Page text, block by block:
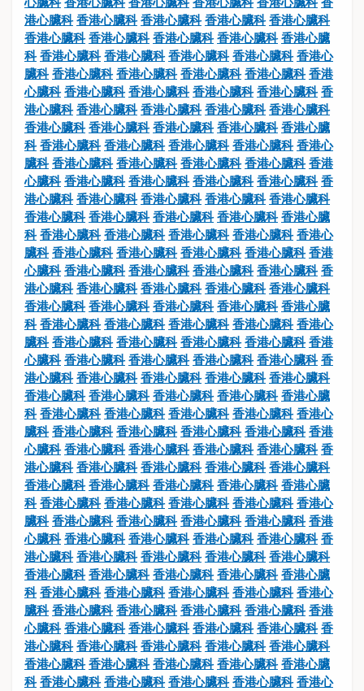
港心臟科香港心臟科香港心臟科香港心臟科香港心臟科
香港心臟科香港心臟科香港心臟科香港心臟科香港心臟
科香港心臟科香港心臟科香港心臟科香港心臟科香港心
臟科香港心臟科香港心臟科香港心臟科香港心臟科香港
心臟科香港心臟科香港心臟科香港心臟科香港心臟科香
港心臟科香港心臟科香港心臟科香港心臟科香港心臟科
香港心臟科香港心臟科香港心臟科香港心臟科香港心臟
科香港心臟科香港心臟科香港心臟科香港心臟科香港心
臟科香港心臟科香港心臟科香港心臟科香港心臟科香港
心臟科香港心臟科香港心臟科香港心臟科香港心臟科香
港心臟科香港心臟科香港心臟科香港心臟科香港心臟科
香港心臟科香港心臟科香港心臟科香港心臟科香港心臟
科香港心臟科香港心臟科香港心臟科香港心臟科香港心
臟科香港心臟科香港心臟科香港心臟科香港心臟科香港
心臟科香港心臟科香港心臟科香港心臟科香港心臟科香
港心臟科香港心臟科香港心臟科香港心臟科香港心臟科
香港心臟科香港心臟科香港心臟科香港心臟科香港心臟
科香港心臟科香港心臟科香港心臟科香港心臟科香港心
臟科香港心臟科香港心臟科香港心臟科香港心臟科香港
心臟科香港心臟科香港心臟科香港心臟科香港心臟科香
港心臟科香港心臟科香港心臟科香港心臟科香港心臟科
香港心臟科香港心臟科香港心臟科香港心臟科香港心臟
科香港心臟科香港心臟科香港心臟科香港心臟科香港心
臟科香港心臟科香港心臟科香港心臟科香港心臟科香港
心臟科香港心臟科香港心臟科香港心臟科香港心臟科香
港心臟科香港心臟科香港心臟科香港心臟科香港心臟科
香港心臟科香港心臟科香港心臟科香港心臟科香港心臟
科香港心臟科香港心臟科香港心臟科香港心臟科香港心
臟科香港心臟科香港心臟科香港心臟科香港心臟科香港
心臟科香港心臟科香港心臟科香港心臟科香港心臟科香
港心臟科香港心臟科香港心臟科香港心臟科香港心臟科
香港心臟科香港心臟科香港心臟科香港心臟科香港心臟
科香港心臟科香港心臟科香港心臟科香港心臟科香港心
臟科香港心臟科香港心臟科香港心臟科香港心臟科香港
心臟科香港心臟科香港心臟科香港心臟科香港心臟科香
港心臟科香港心臟科香港心臟科香港心臟科香港心臟科
香港心臟科香港心臟科香港心臟科香港心臟科香港心臟
科香港心臟科香港心臟科香港心臟科香港心臟科香港心